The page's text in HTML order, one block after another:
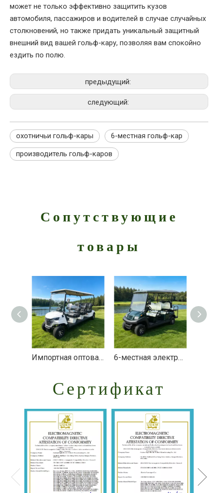
может не только эффективно защитить кузов
автомобиля, пассажиров и водителей в случае случайных
столкновений, но также придать уникальный защитный
внешний вид вашей гольф-кару, позволяя вам спокойно
ездить по полю.
предыдущий:
следующий:
охотничьи гольф-кары 6-местная гольф-кар
производитель гольф-каров
Сопутствующие
товары
Импортная оптовая цена 6-местных гольф-каров - EG206EK 6-местная электрическая тележка для гольфа 2+4 — EG204AKSZ
Сертификат